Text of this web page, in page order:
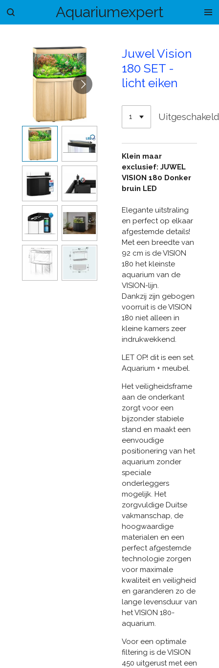
Ga
hoofdinhoud
Aquariumexpert
Juwel Vision
180 SET -
licht eiken
Klein maar
exclusief: JUWEL
VISION 180 Donker
bruin LED
Elegante uitstraling
en perfect op elkaar
afgestemde details!
Met een breedte van
92 cm is de VISION
180 het kleinste
aquarium van de
VISION-lijn.
Dankzij zijn gebogen
voorruit is de VISION
180 niet alleen in
kleine kamers zeer
indrukwekkend.
LET OP! dit is een set.
Aquarium + meubel.
Het veiligheidsframe
aan de onderkant
zorgt voor een
bijzonder stabiele
stand en maakt een
eenvoudige
positionering van het
aquarium zonder
speciale
onderleggers
mogelijk. Het
zorgvuldige Duitse
vakmanschap, de
hoogwaardige
materialen en een
perfect afgestemde
technologie zorgen
voor maximale
kwaliteit en veiligheid
en garanderen zo de
lange levensduur van
het VISION 180-
aquarium.
Voor een optimale
filtering is de VISION
450 uitgerust met een